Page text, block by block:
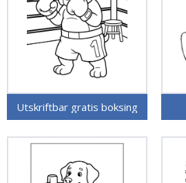
Utskriftbar gratis boksing